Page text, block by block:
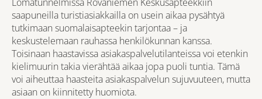
saapuneilla turistiasiakkailla on usein aikaa pysähtyä
tutkimaan suomalaisapteekin tarjontaa – ja
keskustelemaan rauhassa henkilökunnan kanssa.
Toisinaan haastavissa asiakaspalvelutilanteissa voi etenkin
kielimuurin takia vierähtää aikaa jopa puoli tuntia. Tämä
voi aiheuttaa haasteita asiakaspalvelun sujuvuuteen, mutta
asiaan on kiinnitetty huomiota.